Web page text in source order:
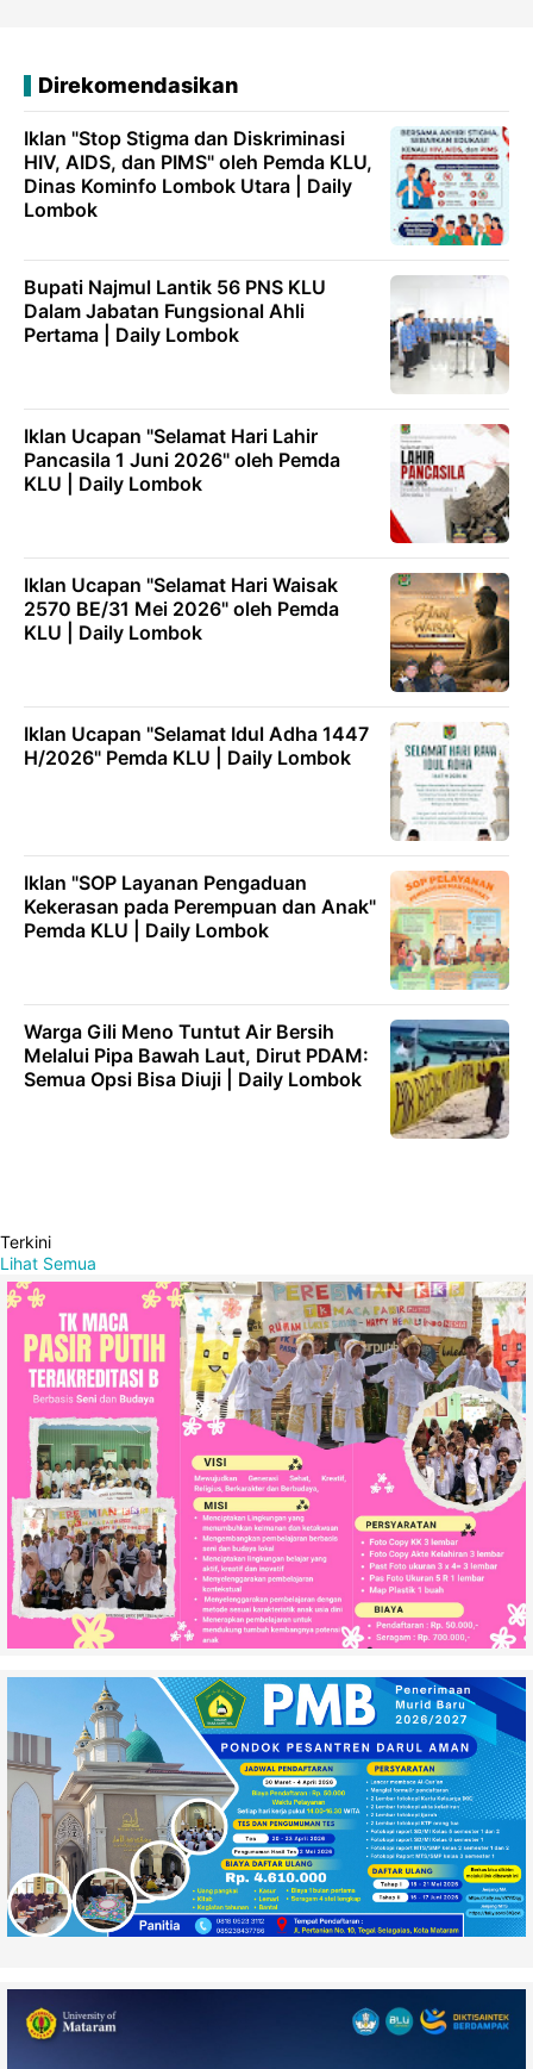
Direkomendasikan
Iklan "Stop Stigma dan Diskriminasi
HIV, AIDS, dan PIMS" oleh Pemda KLU,
Dinas Kominfo Lombok Utara | Daily
Lombok
Bupati Najmul Lantik 56 PNS KLU
Dalam Jabatan Fungsional Ahli
Pertama | Daily Lombok
Iklan Ucapan "Selamat Hari Lahir
Pancasila 1 Juni 2026" oleh Pemda
KLU | Daily Lombok
Iklan Ucapan "Selamat Hari Waisak
2570 BE/31 Mei 2026" oleh Pemda
KLU | Daily Lombok
Iklan Ucapan "Selamat Idul Adha 1447
H/2026" Pemda KLU | Daily Lombok
Iklan "SOP Layanan Pengaduan
Kekerasan pada Perempuan dan Anak"
Pemda KLU | Daily Lombok
Warga Gili Meno Tuntut Air Bersih
Melalui Pipa Bawah Laut, Dirut PDAM:
Semua Opsi Bisa Diuji | Daily Lombok
Terkini
Lihat Semua